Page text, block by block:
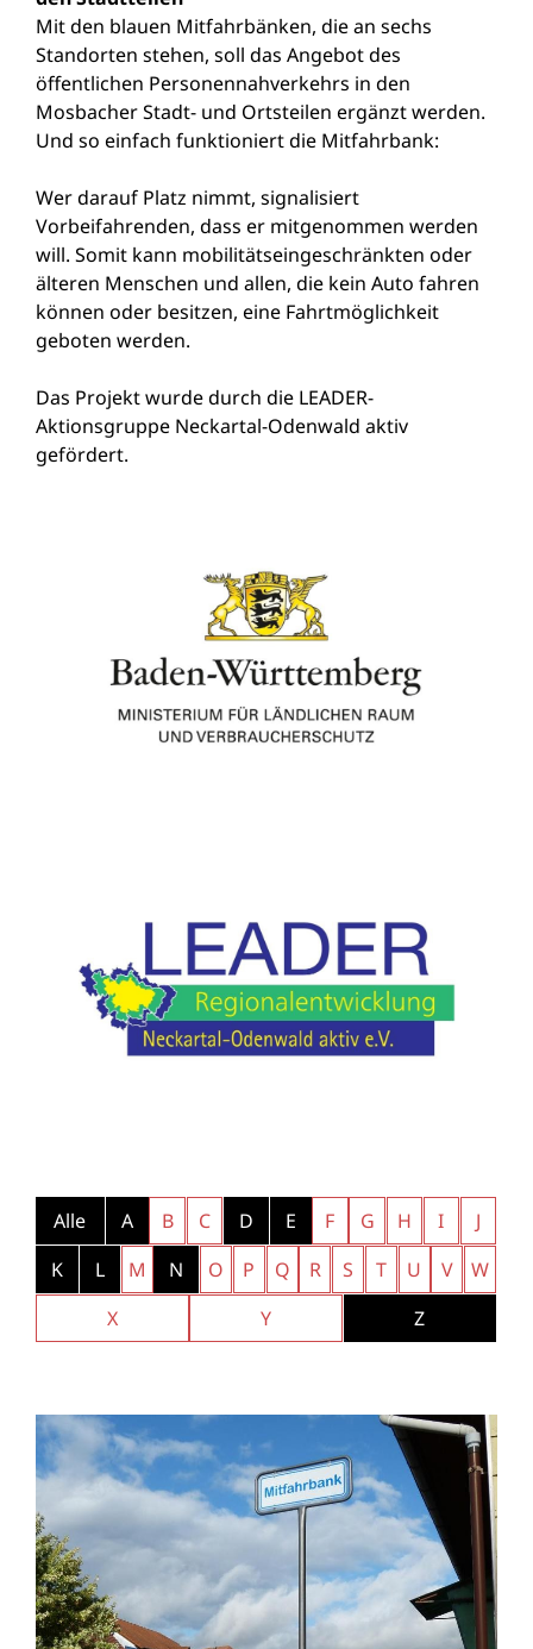
Mit den blauen Mitfahrbänken, die an sechs
Standorten stehen, soll das Angebot des
öffentlichen Personennahverkehrs in den
Mosbacher Stadt- und Ortsteilen ergänzt werden.
Und so einfach funktioniert die Mitfahrbank:
Wer darauf Platz nimmt, signalisiert
Vorbeifahrenden, dass er mitgenommen werden
will. Somit kann mobilitätseingeschränkten oder
älteren Menschen und allen, die kein Auto fahren
können oder besitzen, eine Fahrtmöglichkeit
geboten werden.
Das Projekt wurde durch die LEADER-
Aktionsgruppe Neckartal-Odenwald aktiv
gefördert.
Alle A B C D E F G H I
J
K
L M N O P Q R S T U V
W
X
Y Z